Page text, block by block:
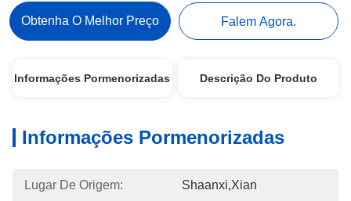
Obtenha O Melhor Preço Falem Agora.
Informações Pormenorizadas Descrição Do Produto
Informações Pormenorizadas
Lugar De Origem: Shaanxi,Xian